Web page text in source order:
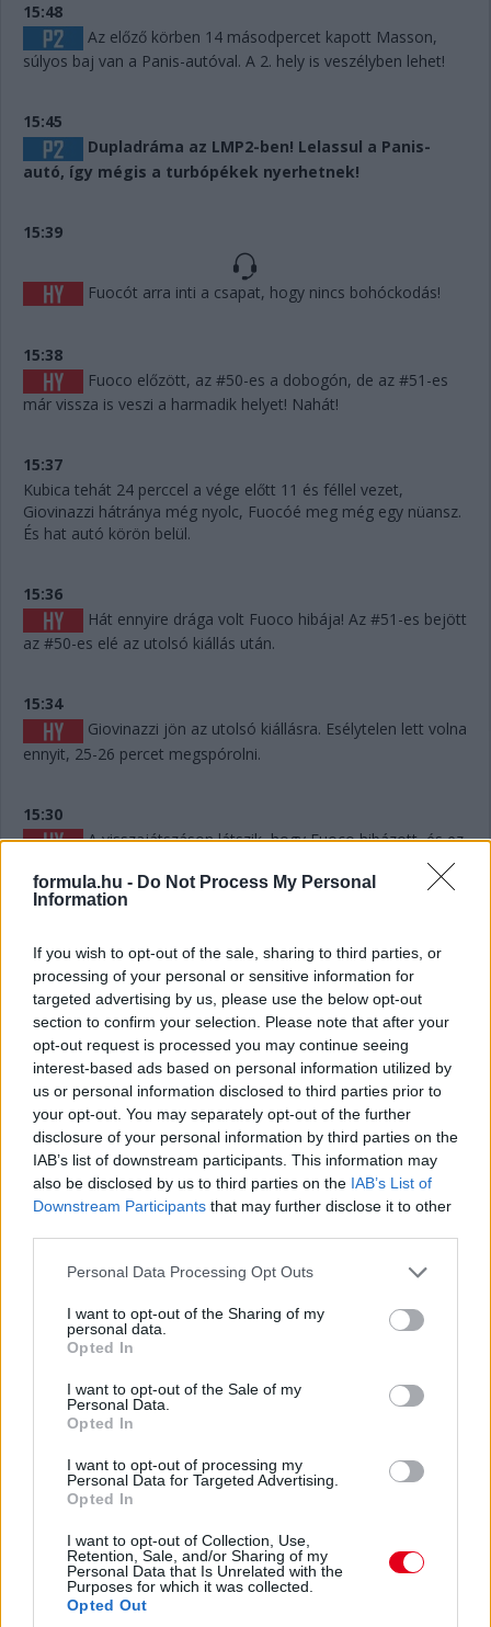
formula.hu - Do Not Process My Personal
Information
If you wish to opt-out of the sale, sharing to third parties, or
processing of your personal or sensitive information for
targeted advertising by us, please use the below opt-out
section to confirm your selection. Please note that after your
opt-out request is processed you may continue seeing
interest-based ads based on personal information utilized by
us or personal information disclosed to third parties prior to
your opt-out. You may separately opt-out of the further
disclosure of your personal information by third parties on the
IAB’s list of downstream participants. This information may
also be disclosed by us to third parties on the IAB’s List of
Downstream Participants that may further disclose it to other
Please note that this website/app uses one or more Google
not limited to your visit or usage behaviour. You may click to
grant or deny consent to Google and its third-party tags to
use your data for below specified purposes in below Google
consent section.
Personal Data Processing Opt Outs
I want to opt-out of the Sharing of my
personal data.
Opted In
I want to opt-out of the Sale of my
Personal Data.
Opted In
I want to opt-out of processing my
Personal Data for Targeted Advertising.
Opted In
I want to opt-out of Collection, Use,
Retention, Sale, and/or Sharing of my
Personal Data that Is Unrelated with the
Purposes for which it was collected.
Opted Out
15:48
Az előző körben 14 másodpercet kapott Masson,
súlyos baj van a Panis-autóval. A 2. hely is veszélyben lehet!
15:45
Dupladráma az LMP2-ben! Lelassul a Panis-
autó, így mégis a turbópékek nyerhetnek!
15:39
Fuocót arra inti a csapat, hogy nincs bohóckodás!
15:38
Fuoco előzött, az #50-es a dobogón, de az #51-es
már vissza is veszi a harmadik helyet! Nahát!
15:37
Kubica tehát 24 perccel a vége előtt 11 és féllel vezet,
Giovinazzi hátránya még nyolc, Fuocóé meg még egy nüansz.
És hat autó körön belül.
15:36
Hát ennyire drága volt Fuoco hibája! Az #51-es bejött
az #50-es elé az utolsó kiállás után.
15:34
Giovinazzi jön az utolsó kiállásra. Esélytelen lett volna
ennyit, 25-26 percet megspórolni.
15:30
A visszajátszáson látszik, hogy Fuoco hibázott, és ez
akár pozícióba is kerülhet, hiszen mintegy 6-7 másodpercet
eldobott. Persze hány olyan Le Mans volt a történelemben,
ahol 6-7 másodperc számított egy dobogós helyen...? Kevés.
15:29
Giovinazzi 42-vel vezet Kubica előtt, és jöhet majd
egy rövid utolsó kiállásra mindjárt.
15:29
Na nézzük, mi a helyet: Kubica 10 másodperccel
vezet Estre előtt, aki újabb kilenccel a most sokat bukó Fuoco
előtt.
15:27
Itt a dráma! A turbópékek kapnak egy áthajtásos
gyorshajtása nagyon sokba kerül. Massonék, a VDS Panis
Kulcsfontosságú pillanat: egy körrel Kubica után
bokszban a #6-os és bokszban az #50-es! Mindkettő tankolt,
Kubica viszont előttük frissebb gumin!
cserélnek a #83-ason, de Kubica marad az autóban. A #6-os
és az #50-es a következő körben jön, az #51-es később.